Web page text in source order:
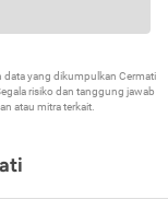
data yang dikumpulkan Cermati
risiko dan tanggung jawab
atau mitra terkait.